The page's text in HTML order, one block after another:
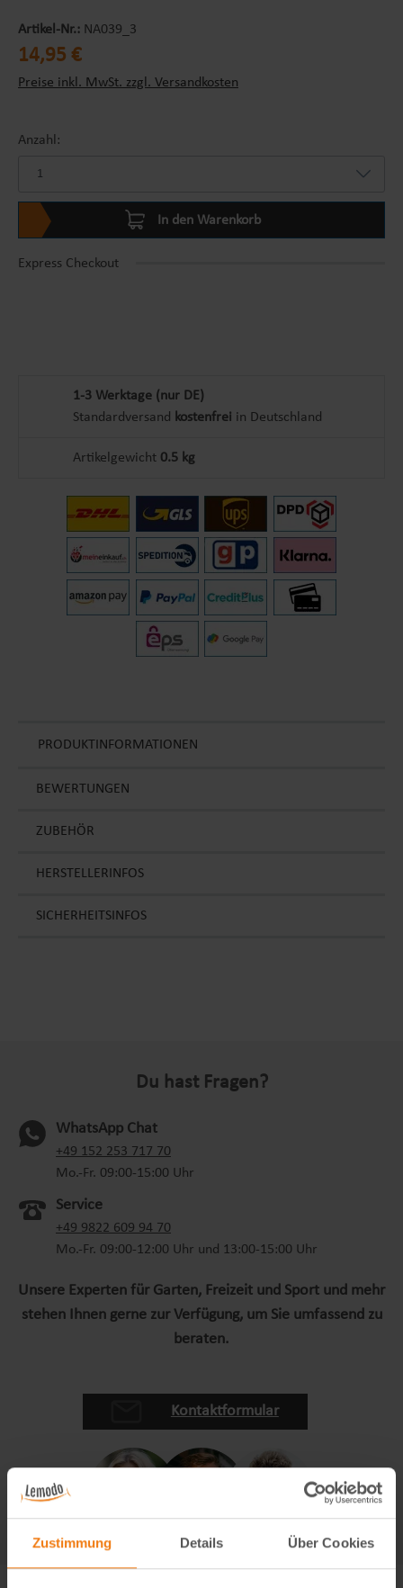
Zustimmung Details Über Cookies
Artikel-Nr.: NA039_3
Regulärer Preis:
14,95 €
Preise inkl. MwSt. zzgl. Versandkosten
Anzahl:
In den Warenkorb
Express Checkout
1-3 Werktage (nur DE)
Standardversand kostenfrei in Deutschland
Artikelgewicht 0.5 kg
PRODUKTINFORMATIONEN
BEWERTUNGEN
ZUBEHÖR
HERSTELLERINFOS
SICHERHEITSINFOS
Du hast Fragen?
WhatsApp Chat
+49 152 253 717 70
Mo.-Fr. 09:00-15:00 Uhr
Service
+49 9822 609 94 70
Mo.-Fr. 09:00-12:00 Uhr und 13:00-15:00 Uhr
Unsere Experten für Garten, Freizeit und Sport und mehr
stehen Ihnen gerne zur Verfügung, um Sie umfassend zu
beraten.
Kontaktformular